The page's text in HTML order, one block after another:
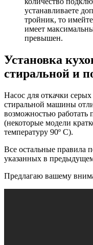
устанавливаете
тройник, то
имеет
превышен.
Установка
стиральной и
Насос для откачки
стиральной машины
возможностью работать
(некоторые модели
температуру 90º С).
Все остальные правила
указанных в
Предлагаю вашему